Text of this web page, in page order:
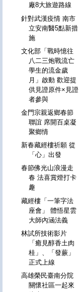
廠8大旅遊路線
針對武漢疫情 南市
立安南醫5點新措
施
文化部「戰時憶往
八二三炮戰流亡
學生的流金歲
月」啟動 歡迎提
供見證原件×見證
者參與
金門宗親返鄉春節
聯誼 席開百桌凝
聚鄉情
新春藏經樓祈願 從
「心」出發
春節佛光山浪漫走
春 法喜賞燈打卡
趣
藏經樓「一筆字法
座會」 體悟星雲
大師內涵法義
林試所技術影片
「癒見醇香土肉
桂」、「發蕨」
正式上線
高雄榮民臺南分院
關懷社區一起來